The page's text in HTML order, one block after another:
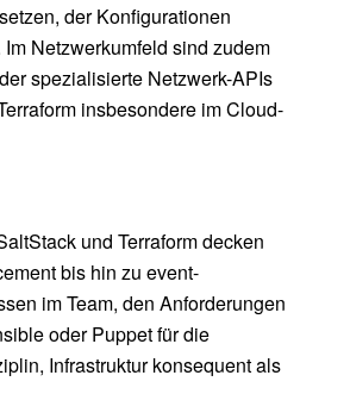
der Konfigurationen
Netzwerkumfeld sind zudem
spezialisierte Netzwerk-APIs
insbesondere im Cloud-
und Terraform decken
bis hin zu event-
im Team, den Anforderungen
oder Puppet für die
Infrastruktur konsequent als